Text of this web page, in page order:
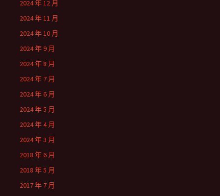
2024 年 12 月
2024 年 11 月
2024 年 10 月
2024 年 9 月
2024 年 8 月
2024 年 7 月
2024 年 6 月
2024 年 5 月
2024 年 4 月
2024 年 3 月
2018 年 6 月
2018 年 5 月
2017 年 7 月